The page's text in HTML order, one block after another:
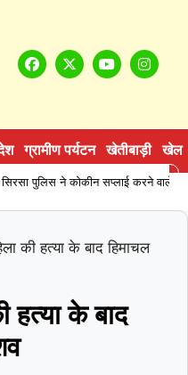
ग्रामीण पर्यटन खेतीबाड़ी खेल
पुलिस ने कोकीन सप्लाई करने वाले
की हत्या के बाद हिमाचल
हत्या के बाद